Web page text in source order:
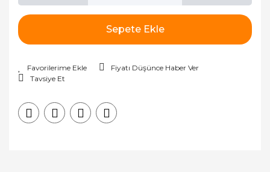
Sepete Ekle
Fiyatı Düşünce Haber Ver
Tavsiye Et